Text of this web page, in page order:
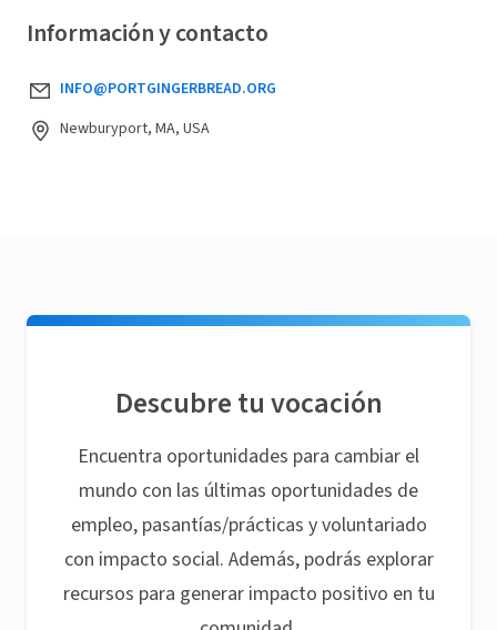
Información y contacto
INFO@PORTGINGERBREAD.ORG
Newburyport, MA, USA
Descubre tu vocación
Encuentra oportunidades para cambiar el
mundo con las últimas oportunidades de
empleo, pasantías/prácticas y voluntariado
con impacto social. Además, podrás explorar
recursos para generar impacto positivo en tu